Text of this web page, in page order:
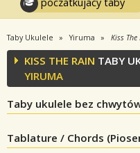
Taby Ukulele Yiruma Kiss The
KISS THE RAIN TABY
YIRUMA
Taby ukulele bez
Tablature / Chords